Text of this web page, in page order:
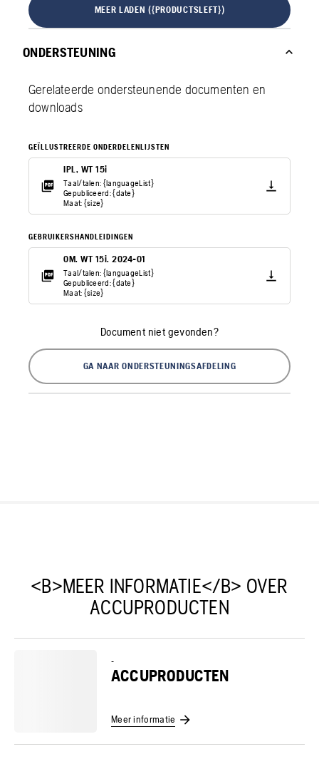
MEER LADEN ({PRODUCTSLEFT})
ONDERSTEUNING
Gerelateerde ondersteunende documenten en
downloads
GEÏLLUSTREERDE ONDERDELENLIJSTEN
IPL, WT 15i
Taal/talen: {languageList}
Gepubliceerd: {date}
Maat: {size}
GEBRUIKERSHANDLEIDINGEN
OM. WT 15i. 2024-01
Taal/talen: {languageList}
Gepubliceerd: {date}
Maat: {size}
Document niet gevonden?
GA NAAR ONDERSTEUNINGSAFDELING
<B>MEER INFORMATIE</B> OVER
ACCUPRODUCTEN
-
ACCUPRODUCTEN
Meer informatie